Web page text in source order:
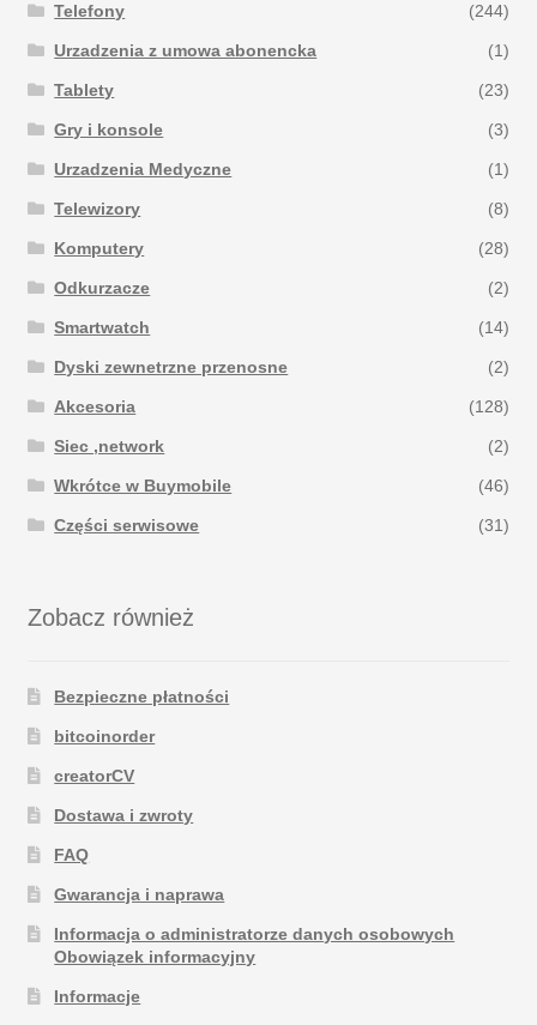
Telefony (244)
Urzadzenia z umowa abonencka (1)
Tablety (23)
Gry i konsole (3)
Urzadzenia Medyczne (1)
Telewizory (8)
Komputery (28)
Odkurzacze (2)
Smartwatch (14)
Dyski zewnetrzne przenosne (2)
Akcesoria (128)
Siec ,network (2)
Wkrótce w Buymobile (46)
Części serwisowe (31)
Zobacz również
Bezpieczne płatności
bitcoinorder
creatorCV
Dostawa i zwroty
FAQ
Gwarancja i naprawa
Informacja o administratorze danych osobowych
Obowiązek informacyjny
Informacje